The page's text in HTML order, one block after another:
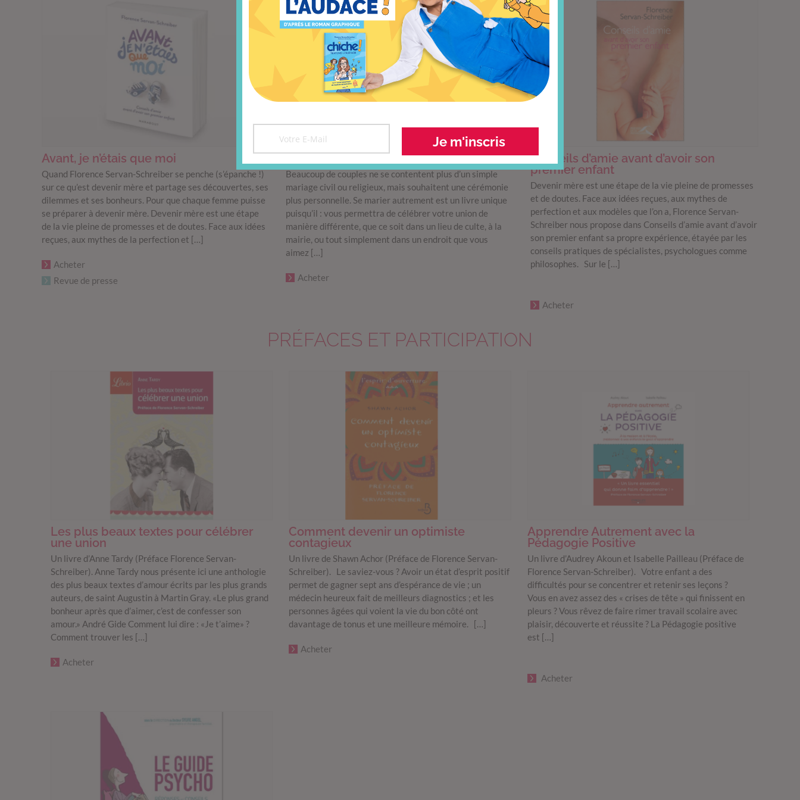
Avant, je n’étais que moi
Quand Florence Servan-Schreiber se penche (s’épanche !)
sur ce qu’est devenir mère et partage ses découvertes, ses
dilemmes et ses bonheurs. Pour que chaque femme puisse
se préparer à devenir mère. Devenir mère est une étape
de la vie pleine de promesses et de doutes. Face aux idées
reçues, aux mythes de la perfection et […]
Acheter
Revue de presse
Se marier autrement
Beaucoup de couples ne se contentent plus d’un simple
mariage civil ou religieux, mais souhaitent une cérémonie
plus personnelle. Se marier autrement est un livre unique
puisqu’il : vous permettra de célébrer votre union de
manière différente, que ce soit dans un lieu de culte, à la
mairie, ou tout simplement dans un endroit que vous
aimez […]
Acheter
Conseils d’amie avant d’avoir son
premier enfant
Devenir mère est une étape de la vie pleine de promesses
et de doutes. Face aux idées reçues, aux mythes de
perfection et aux modèles que l’on a, Florence Servan-
Schreiber nous propose dans Conseils d’amie avant d’avoir
son premier enfant sa propre expérience, étayée par les
conseils pratiques de spécialistes, psychologues comme
philosophes. Sur le […]
Acheter
PRÉFACES ET PARTICIPATION
Les plus beaux textes pour célébrer
une union
Un livre d’Anne Tardy (Préface Florence Servan-
Schreiber). Anne Tardy nous présente ici une anthologie
des plus beaux textes d’amour écrits par les plus grands
auteurs, de saint Augustin à Martin Gray. «Le plus grand
bonheur après que d’aimer, c’est de confesser son
amour.» André Gide Comment lui dire : «Je t’aime» ?
Comment trouver les […]
Acheter
Comment devenir un optimiste
contagieux
Un livre de Shawn Achor (Préface de Florence Servan-
Schreiber). Le saviez-vous ? Avoir un état d’esprit positif
permet de gagner sept ans d’espérance de vie ; un
médecin heureux fait de meilleurs diagnostics ; et les
personnes âgées qui voient la vie du bon côté ont
davantage de tonus et une meilleure mémoire. […]
Acheter
Apprendre Autrement avec la
Pédagogie Positive
Un livre d’Audrey Akoun et Isabelle Pailleau (Préface de
Florence Servan-Schreiber). Votre enfant a des
difficultés pour se concentrer et retenir ses leçons ?
Vous en avez assez des « crises de tête » qui finissent en
pleurs ? Vous rêvez de faire rimer travail scolaire avec
plaisir, découverte et réussite ? La Pédagogie positive
est […]
Acheter
Je m'inscris